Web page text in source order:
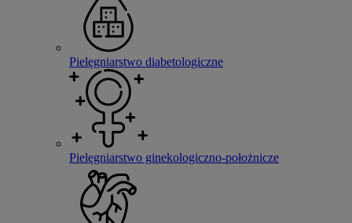
Pielęgniarstwo diabetologiczne
Pielęgniarstwo ginekologiczno-położnicze